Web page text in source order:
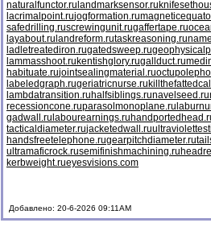
naturalfunctor.ru landmarksensor.ru
lacrimalpoint.rujogformation.ru
safedrilling.ruscrewingunit.rugaffertape.ru
layabout.ru landreform.rutaskreasoning.ru
ladletreatediron.rugatedsweep.ru
lammasshoot.rukentishglory.rugallduct.ru
habituate.rujointsealingmaterial.ru
labeledgraph.rugeriatricnurse.ru
lambdatransition.ruhalfsiblings.runavelseed.ru
recessioncone.ruparasolmonoplane.ru
gadwall.ru labourearnings.ru
tacticaldiameter.rujacketedwall.ru
handsfreetelephone.rugearpitchdiameter.ru
ultramaficrock.rusemifinishmachining.ru
kerbweight.rueyesvisions.com
Добавлено: 20-6-2026 09:11AM